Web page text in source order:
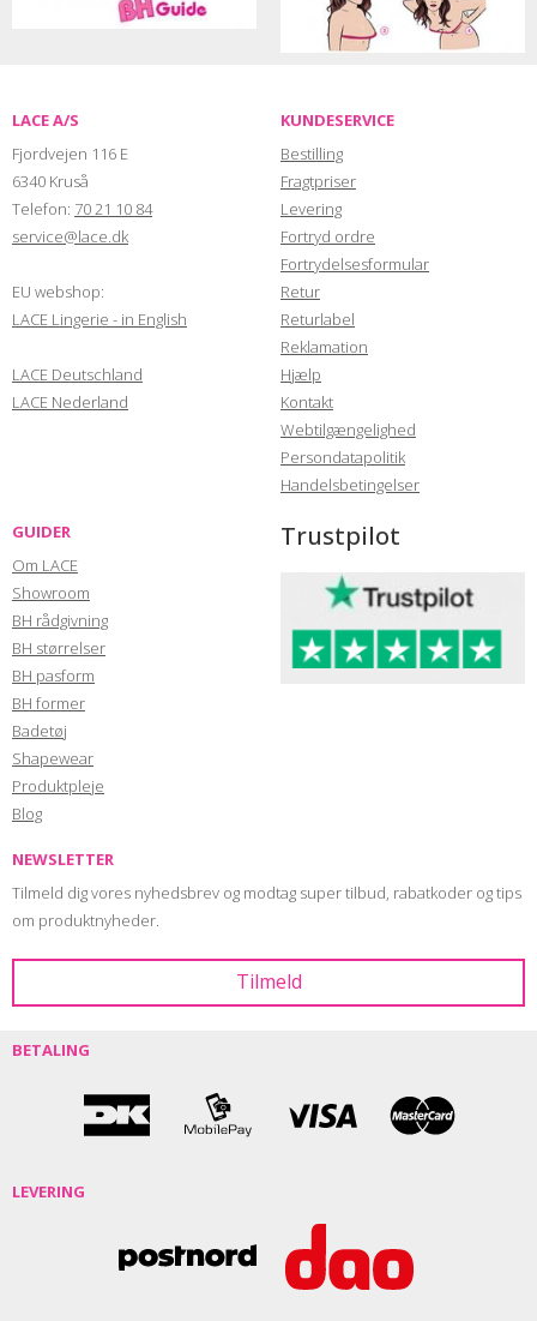
LACE A/S
Fjordvejen 116 E
6340 Kruså
Telefon: 70 21 10 84
service@lace.dk
EU webshop:
LACE Lingerie - in English
LACE Deutschland
LACE Nederland
KUNDESERVICE
Bestilling
Fragtpriser
Levering
Fortryd ordre
Fortrydelsesformular
Retur
Returlabel
Reklamation
Hjælp
Kontakt
Webtilgængelighed
Persondatapolitik
Handelsbetingelser
GUIDER
Om LACE
Showroom
BH rådgivning
BH størrelser
BH pasform
BH former
Badetøj
Shapewear
Produktpleje
Blog
Trustpilot
NEWSLETTER
Tilmeld dig vores nyhedsbrev og modtag super tilbud, rabatkoder og tips
om produktnyheder.
BETALING
LEVERING